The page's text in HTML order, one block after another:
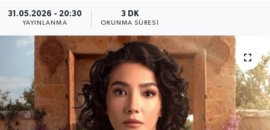
31.05.2026 - 20:30
YAYINLANMA
3 DK
OKUNMA SÜRESI
YEREL